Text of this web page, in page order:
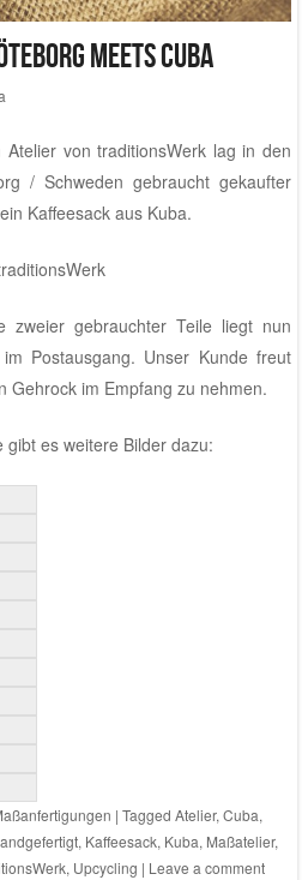
meets Cuba
Atelier von traditionsWerk lag in den
/ Schweden gebraucht gekaufter
Kaffeesack aus Kuba.
zweier gebrauchter Teile liegt nun
Postausgang. Unser Kunde freut
Gehrock im Empfang zu nehmen.
es weitere Bilder dazu:
| Tagged Atelier, Cuba,
, Kaffeesack, Kuba, Maßatelier,
, Upcycling | Leave a comment